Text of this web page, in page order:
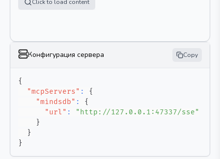
Click to load content
Конфигурация сервера Copy
{
"mcpServers" :
{
"mindsdb" :
{
"url" :
"http://127.0.0.1:47337/sse"
}
}
}